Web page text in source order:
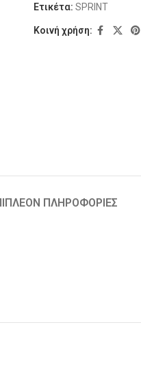
Ετικέτα: SPRINT
Κοινή χρήση:
ΠΛΗΡΟΦΟΡΊΕΣ